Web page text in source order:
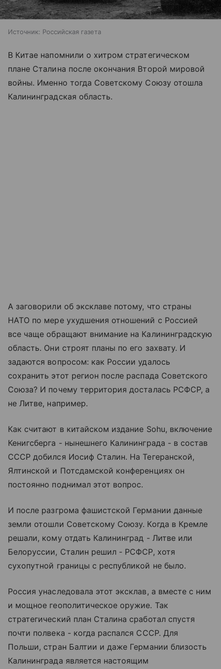
Источник: Российская газета
В Китае напомнили о хитром стратегическом
плане Сталина после окончания Второй мировой
войны. Именно тогда Советскому Союзу отошла
Калининградская область.
А заговорили об эксклаве потому, что страны
НАТО по мере ухудшения отношений с Россией
все чаще обращают внимание на Калининградскую
область. Они строят планы по его захвату. И
задаются вопросом: как России удалось
сохранить этот регион после распада Советского
Союза? И почему территория досталась РСФСР, а
не Литве, например.
Как считают в китайском издание Sohu, включение
Кенигсберга - нынешнего Калининграда - в состав
СССР добился Иосиф Сталин. На Тегеранской,
Ялтинской и Потсдамской конференциях он
постоянно поднимал этот вопрос.
И после разгрома фашистской Германии данные
земли отошли Советскому Союзу. Когда в Кремле
решали, кому отдать Калининград - Литве или
Белоруссии, Сталин решил - РСФСР, хотя
сухопутной границы с республикой не было.
Россия унаследовала этот эксклав, а вместе с ним
и мощное геополитическое оружие. Так
стратегический план Сталина сработал спустя
почти полвека - когда распался СССР. Для
Польши, стран Балтии и даже Германии близость
Калининграда является настоящим